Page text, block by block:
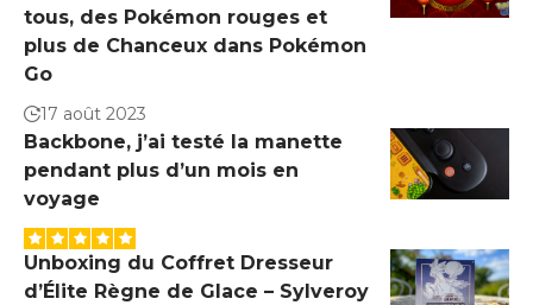
tous, des Pokémon rouges et
plus de Chanceux dans Pokémon
Go
17 août 2023
Backbone, j’ai testé la manette
pendant plus d’un mois en
voyage
Unboxing du Coffret Dresseur
d’Élite Règne de Glace – Sylveroy